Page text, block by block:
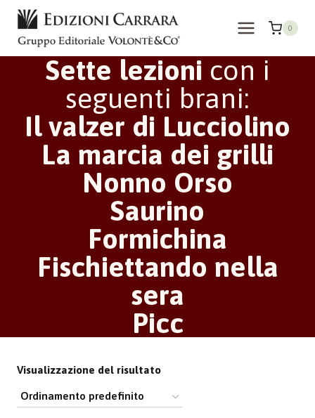
Salta
contenuto
0
Sette lezioni con i
seguenti brani:
Il valzer di Lucciolino
La marcia dei grilli
Nonno Orso
Saurino
Formichina
Fischiettando nella
sera
Picc
Visualizzazione del risultato